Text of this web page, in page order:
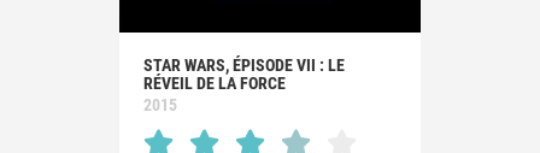
STAR WARS, ÉPISODE VII : LE
RÉVEIL DE LA FORCE
2015